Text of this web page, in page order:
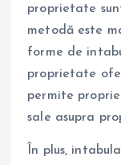
proprietate
metodă este
forme de
proprietate
permite
sale asupra
În plus,